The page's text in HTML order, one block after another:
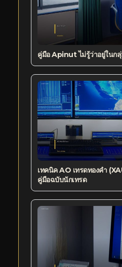
คู่มือ Apinut ไม่รู้ว่าอยู่ในก
เทคนิค AO เทรดทองคำ
คู่มือฉบับนักเทรด